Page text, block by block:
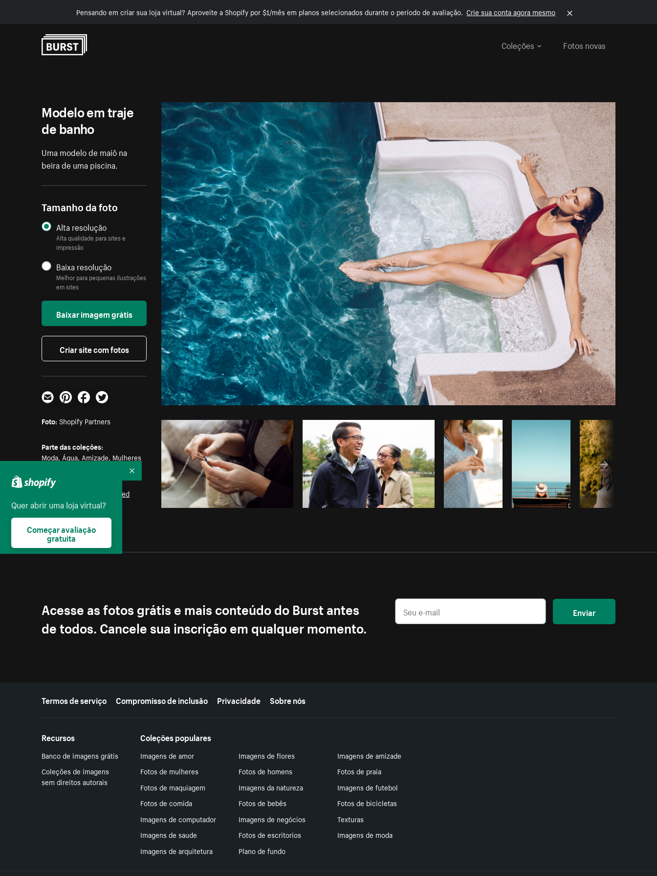
Pensando em criar sua loja virtual? Aproveite a Shopify por $1/mês em planos selecionados durante o período de avaliação. Crie sua conta agora mesmo
Coleções
Fotos novas
Foto da Shopify Partners do Copiar código
Modelo em traje
de banho
Uma modelo de maiô na
beira de uma piscina.
Tamanho da foto
Alta resolução
Alta qualidade para sites e
impressão
Baixa resolução
Melhor para pequenas ilustrações
em sites
Baixar imagem grátis
Criar site com fotos
E-mailPinterestFacebookTwitter
Foto: Shopify Partners
Parte das coleções:
Moda, Água, Amizade, Mulheres
Licença:
Burst Some Rights Reserved
Acesse as fotos grátis e mais conteúdo do Burst antes
de todos. Cancele sua inscrição em qualquer momento.
Enviar
Mais recursos
Termos de serviço Compromisso de inclusão Privacidade Sobre nós
Recursos
Banco de imagens grátis
Coleções de imagens
sem direitos autorais
Coleções populares
Imagens de amor Imagens de flores
Imagens de amizade
Fotos de mulheres
Fotos de homens
Fotos de praia
Fotos de maquiagem
Imagens da natureza
Imagens de futebol
Fotos de comida
Fotos de bebês
Fotos de bicicletas
Imagens de computador
Imagens de negócios
Texturas
Imagens de saude
Fotos de escritorios
Imagens de moda
Imagens de arquitetura
Plano de fundo
Quer abrir uma loja virtual?
Começar avaliação
gratuita
Recolher